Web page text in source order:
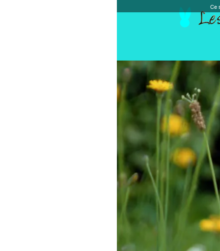
https://
Ce site et des sites tiers qu'il utilise collectent des